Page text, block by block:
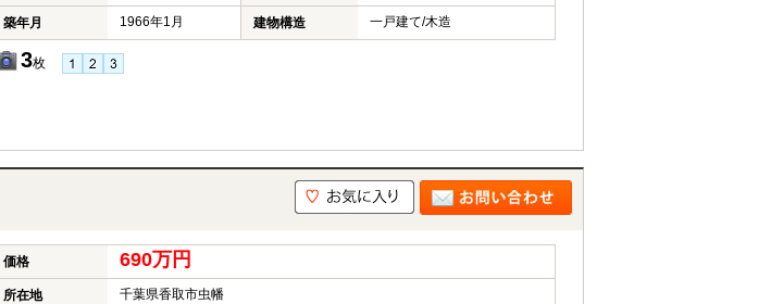
築年月 1966年1月 建物構造 一戸建て/木造
3枚
価格 690万円
所在地 千葉県香取市虫幡